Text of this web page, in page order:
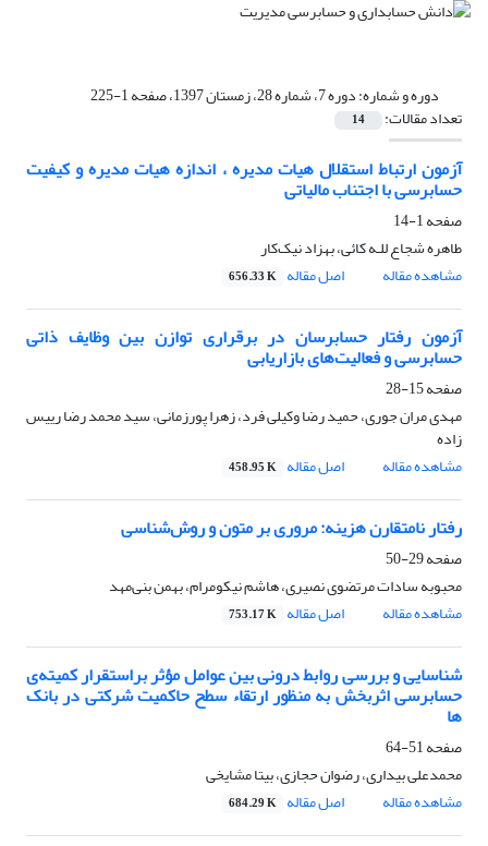
دوره و شماره:دوره 7، شماره 28، زمستان 1397، صفحه 1-225
تعداد مقالات: 14
آزمون ارتباط استقلال هیات مدیره ، اندازه هیات مدیره و کیفیت
حسابرسی با اجتناب مالیاتی
صفحه1-14
طاهره شجاع للـه کائی، بهزاد نیک‌کار
مشاهده مقاله
اصل مقاله 656.33 K
آزمون رفتار حسابرسان در برقراری توازن بین وظایف ذاتی
حسابرسی و فعالیت‌های بازاریابی
صفحه15-28
مهدی مران جوری، حمید رضا وکیلی فرد، زهرا پورزمانی، سید محمد رضا رییس
زاده
مشاهده مقاله
اصل مقاله 458.95 K
رفتار نامتقارن هزینه: مروری بر متون و روش‌شناسی
صفحه29-50
محبوبه سادات مرتضوی نصیری، هاشم نیکومرام، بهمن بنی‌مهد
مشاهده مقاله
اصل مقاله 753.17 K
شناسایی و بررسی روابط درونی بین عوامل مؤثر براستقرار کمیته‌ی
حسابرسی اثربخش به منظور ارتقاء سطح حاکمیت شرکتی در بانک
ها
صفحه51-64
محمدعلی بیداری، رضوان حجازی، بیتا مشایخی
مشاهده مقاله
اصل مقاله 684.29 K